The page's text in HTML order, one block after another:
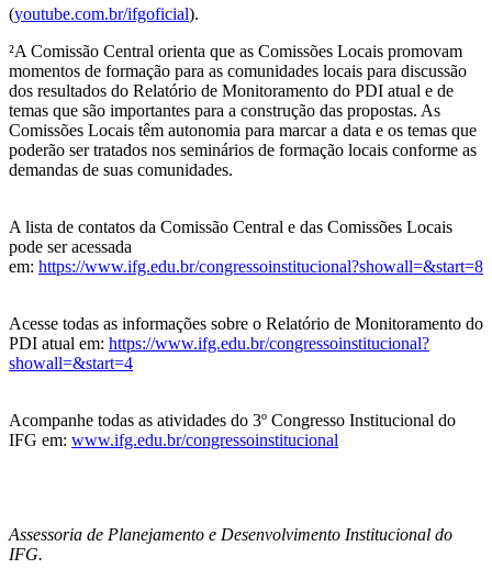
(youtube.com.br/ifgoficial).
²A Comissão Central orienta que as Comissões Locais promovam
momentos de formação para as comunidades locais para discussão
dos resultados do Relatório de Monitoramento do PDI atual e de
temas que são importantes para a construção das propostas. As
Comissões Locais têm autonomia para marcar a data e os temas que
poderão ser tratados nos seminários de formação locais conforme as
demandas de suas comunidades.
A lista de contatos da Comissão Central e das Comissões Locais
pode ser acessada
em: https://www.ifg.edu.br/congressoinstitucional?showall=&start=8
Acesse todas as informações sobre o Relatório de Monitoramento do
PDI atual em: https://www.ifg.edu.br/congressoinstitucional?
showall=&start=4
Acompanhe todas as atividades do 3º Congresso Institucional do
IFG em: www.ifg.edu.br/congressoinstitucional
Assessoria de Planejamento e Desenvolvimento Institucional do
IFG.